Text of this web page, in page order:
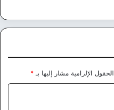
الحقول الإلزامية مشار إليها بـ *